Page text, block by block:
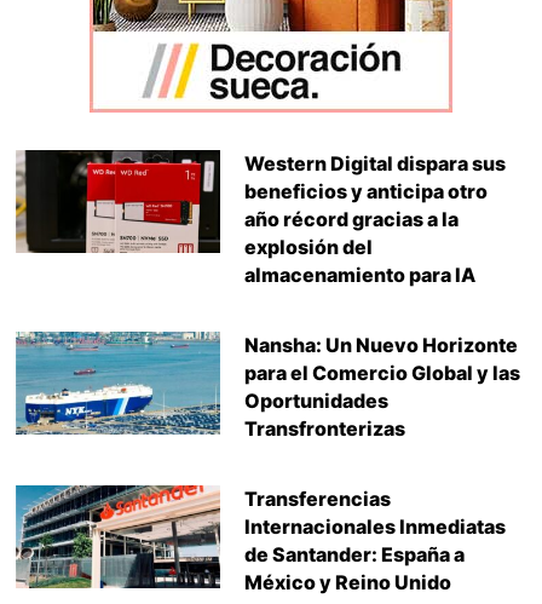
Western Digital dispara sus
beneficios y anticipa otro
año récord gracias a la
explosión del
almacenamiento para IA
Nansha: Un Nuevo Horizonte
para el Comercio Global y las
Oportunidades
Transfronterizas
Transferencias
Internacionales Inmediatas
de Santander: España a
México y Reino Unido